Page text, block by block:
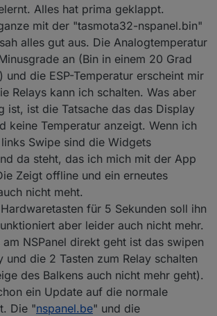
will ich hier nur die HMI-outdoorTemp setzen
HMI_weather.
ich es ohne HMI_weather versuche,
ich die Antwort Error 2 vom NSP.
NSP: Sent =
MQT: stat/NSPanel/RESULT =
NSP: Received Raw =
Alles hat prima geklappt.
mit der "tasmota32-nspanel.bin"
alles gut aus. Die Analogtemperatur
an (Bin in einem 20 Grad
und die ESP-Temperatur erscheint mir
Relays kann ich schalten. Was aber
ist, ist die Tatsache das das Display
keine Temperatur anzeigt. Wenn ich
Swipe sind die Widgets
da steht, das ich mich mit der App
Zeigt offline und ein erneutes
nicht meht.
für 5 Sekunden soll ihn
aber leider auch nicht mehr.
NSPanel direkt geht ist das swipen
und die 2 Tasten zum Relay schalten
des Balkens auch nicht mehr geht).
ein Update auf die normale
Die "nspanel.be" und die